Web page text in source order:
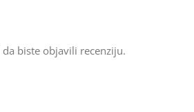
da biste objavili recenziju.